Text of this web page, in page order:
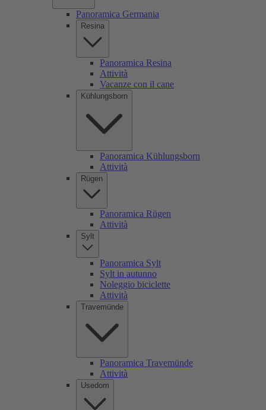
Panoramica Germania
Resina
Panoramica Resina
Attività
Vacanze con il cane
Kühlungsborn
Panoramica Kühlungsborn
Attività
Rügen
Panoramica Rügen
Attività
Sylt
Panoramica Sylt
Sylt in autunno
Noleggio biciclette
Attività
Travemünde
Panoramica Travemünde
Attività
Usedom